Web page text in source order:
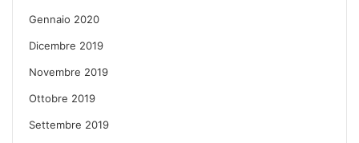
Gennaio 2020
Dicembre 2019
Novembre 2019
Ottobre 2019
Settembre 2019